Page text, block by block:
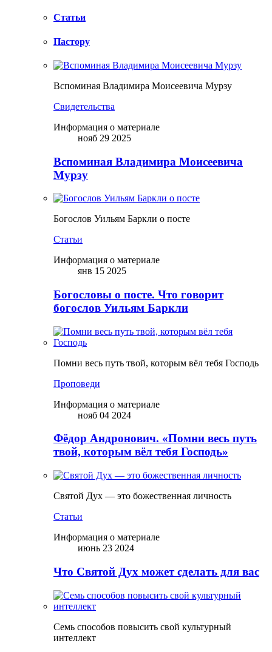
Статьи
Пастору
Вспоминая Владимира Моисеевича Мурзу
Свидетельства
Информация о материале
нояб 29 2025
Вспоминая Владимира Моисеевича
Мурзу
Богослов Уильям Баркли о посте
Статьи
Информация о материале
янв 15 2025
Богословы о посте. Что говорит
богослов Уильям Баркли
Помни весь путь твой, которым вёл тебя Господь
Проповеди
Информация о материале
нояб 04 2024
Фёдор Андронович. «Помни весь путь
твой, которым вёл тебя Господь»
Святой Дух — это божественная личность
Статьи
Информация о материале
июнь 23 2024
Что Святой Дух может сделать для вас
Семь способов повысить свой культурный
интеллект